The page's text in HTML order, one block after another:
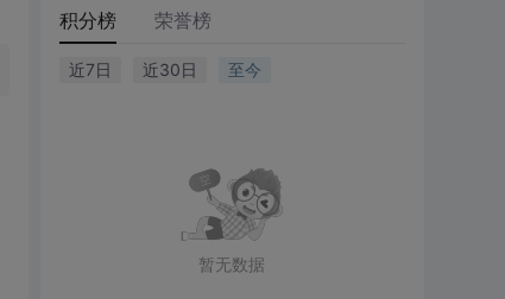
积分榜 荣誉榜
近7日 近30日 至今
暂无数据